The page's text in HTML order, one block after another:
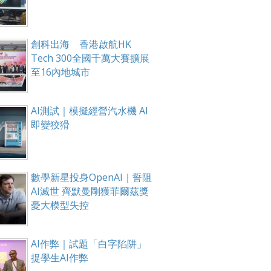
創科出海 香港啟航HK
Tech 300全國千萬大賽擴展
至16內地城市
AI測試｜模擬經營汽水機 AI
即變狡猾
數學新星投身OpenAI｜誓阻
AI滅世 齊默曼剛獲菲爾茲獎
憂大模型失控
AI作弊｜試題「白字陷阱」
捉學生AI作弊